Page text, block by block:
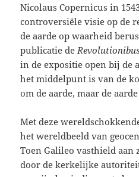
Nicolaus Copernicus in
controversiële visie op de
de aarde op waarheid
publicatie de
in de expositie open bij de
het middelpunt is van de
om de aarde, maar de
Met deze
het wereldbeeld van
Toen Galileo vasthield
door de kerkelijke